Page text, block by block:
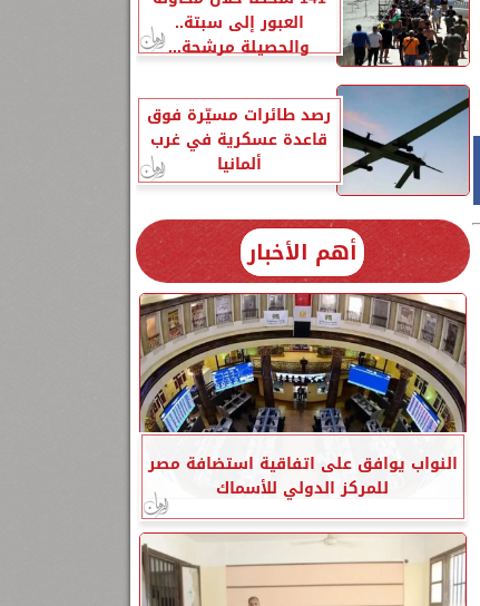
العبور إلى سبتة..
والحصيلة مرشحة...
رصد طائرات مسيّرة فوق
قاعدة عسكرية في غرب
ألمانيا
أهم الأخبار
النواب يوافق على اتفاقية استضافة مصر
للمركز الدولي للأسماك